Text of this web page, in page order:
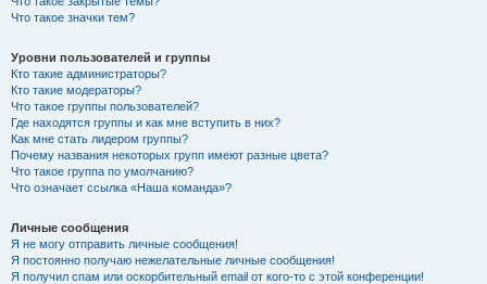
Что такое значки тем?
Уровни пользователей и группы
Кто такие администраторы?
Кто такие модераторы?
Что такое группы пользователей?
Где находятся группы и как мне вступить в них?
Как мне стать лидером группы?
Почему названия некоторых групп имеют разные цвета?
Что такое группа по умолчанию?
Что означает ссылка «Наша команда»?
Личные сообщения
Я не могу отправить личные сообщения!
Я постоянно получаю нежелательные личные сообщения!
Я получил спам или оскорбительный email от кого-то с этой конференции!